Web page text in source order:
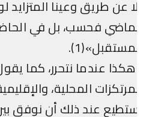
عن طريق وعينا المتزايد
فحسب، بل في الحاضر
عندما نتحرر، كما يقول
المحلية، والإقليمية
عند ذلك أن نوفق بين